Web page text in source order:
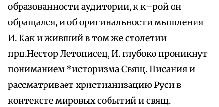
образованности аудитории, к к–рой он
обращался, и об оригинальности мышления
И. Как и живший в том же столетии
прп.Нестор Летописец, И. глубоко проникнут
пониманием *историзма Свящ. Писания и
рассматривает христианизацию Руси в
контексте мировых событий и свящ.